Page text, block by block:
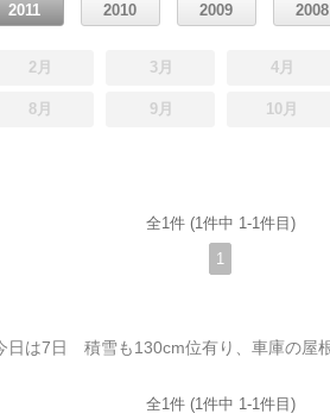
2011 2010 2009 2008
2月 3月 4月
8月 9月 10月
全1件 (1件中 1-1件目)
1
全1件 (1件中 1-1件目)